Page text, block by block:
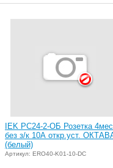
IEK РС24-2-ОБ Розетка
без з/к 10А откр.уст.
(белый)
Артикул: ERO40-K01-10-DC